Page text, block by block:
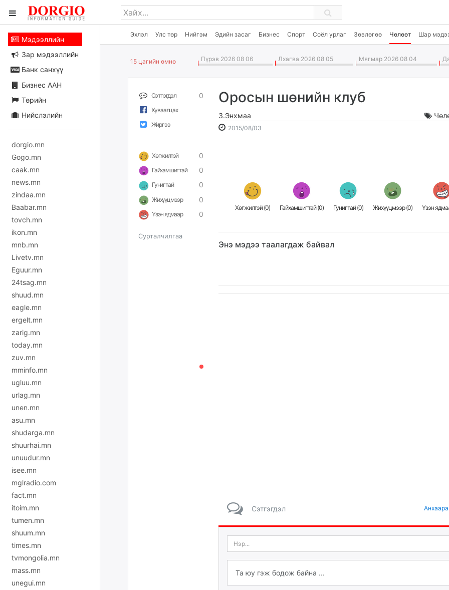
Эхлэл Улс төр Нийгэм Эдийн засаг Бизнес Спорт Соёл урлаг Зөвлөгөө Чөлөөт Шар
Мэдээллийн
Зар мэдээллийн
Банк санхүү
Бизнес ААН
Төрийн
Нийслэлийн
dorgio.mn
Gogo.mn
caak.mn
news.mn
zindaa.mn
Baabar.mn
tovch.mn
ikon.mn
mnb.mn
Livetv.mn
Eguur.mn
24tsag.mn
shuud.mn
eagle.mn
ergelt.mn
zarig.mn
today.mn
zuv.mn
mminfo.mn
ugluu.mn
urlag.mn
unen.mn
asu.mn
shudarga.mn
shuurhai.mn
unuudur.mn
isee.mn
mglradio.com
fact.mn
itoim.mn
tumen.mn
shuum.mn
times.mn
tvmongolia.mn
mass.mn
unegui.mn
15 цагийн өмнө Пүрэв 2026 08 06 Лхагва 2026 08 05 Мягмар 2026 08 04
Сэтгэгдэл 0
Хуваалцах
Жиргээ
Хөгжилтэй 0
Гайхамшигтай 0
Гунигтай 0
Жихүүцмээр 0
Үзэн ядмаар 0
Сурталчилгаа
Оросын шөнийн клуб
З.Энхмаа
2015/08/03
Хөгжилтэй (0) Гайхамшигтай (0) Гунигтай (0) Жихүүцмээр (0) Үзэн
Энэ мэдээ таалагдаж байвал
Сэтгэгдэл